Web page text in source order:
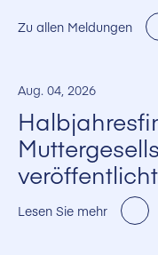
Zu allen Meldungen
Aug. 04, 2026
veröffentlicht
Lesen Sie mehr